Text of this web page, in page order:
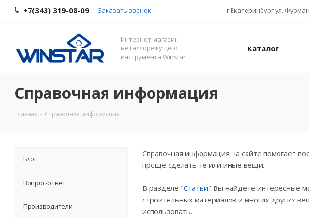
+7(343) 319-08-09 Заказать звонок г.Екатеринбург ул.
Интернет-магазин
металлорежущего
инструмента Winstar
Каталог
Справочная информация
Главная - Справочная информация
Справочная информация на сайте помогает
проще сделать те или иные вещи.
В разделе "Статьи" Вы найдете интересные
строительных материалов и многих других
использовать.
Блог
Вопрос-ответ
Производители